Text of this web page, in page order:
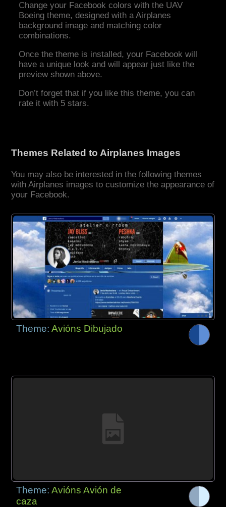
Change your Facebook colors with the UAV
Boeing theme, designed with a Airplanes
background image and matching color
combinations.
Once the theme is installed, your Facebook will
have a unique look and will appear just like the
preview shown above.
Don’t forget that if you like this theme, you can
rate it with 5 stars.
Themes Related to Airplanes Images
You may also be interested in the following themes
with Airplanes images to customize the appearance of
your Facebook.
Theme:Avións Dibujado
Theme:Avións Avión de
caza